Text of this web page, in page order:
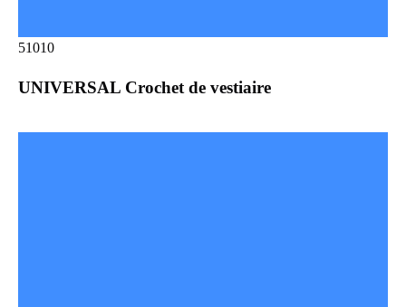
51010
UNIVERSAL Crochet de vestiaire